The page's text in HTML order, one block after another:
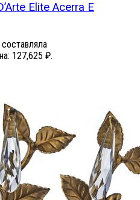
Elite Acerra E
127,625 ₽.